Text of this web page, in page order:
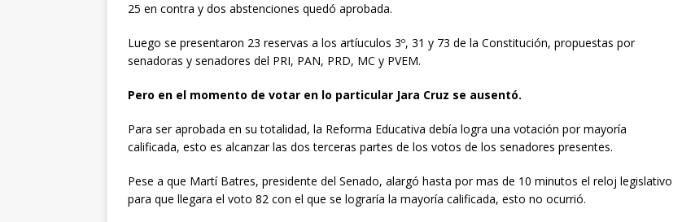
25 en contra y dos abstenciones quedó aprobada.
Luego se presentaron 23 reservas a los artíuculos 3º, 31 y 73 de la Constitución, propuestas por
senadoras y senadores del PRI, PAN, PRD, MC y PVEM.
Pero en el momento de votar en lo particular Jara Cruz se ausentó.
Para ser aprobada en su totalidad, la Reforma Educativa debía logra una votación por mayoría
calificada, esto es alcanzar las dos terceras partes de los votos de los senadores presentes.
Pese a que Martí Batres, presidente del Senado, alargó hasta por mas de 10 minutos el reloj legislativo
para que llegara el voto 82 con el que se lograría la mayoría calificada, esto no ocurrió.